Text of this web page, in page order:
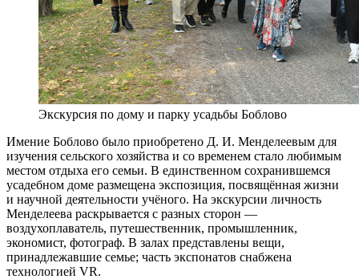
Экскурсия по дому и парку усадьбы Боблово
Имение Боблово было приобретено Д. И. Менделеевым для
изучения сельского хозяйства и со временем стало любимым
местом отдыха его семьи. В единственном сохранившемся
усадебном доме размещена экспозиция, посвящённая жизни
и научной деятельности учёного. На экскурсии личность
Менделеева раскрывается с разных сторон —
воздухоплаватель, путешественник, промышленник,
экономист, фотограф. В залах представлены вещи,
принадлежавшие семье; часть экспонатов снабжена
технологией VR.